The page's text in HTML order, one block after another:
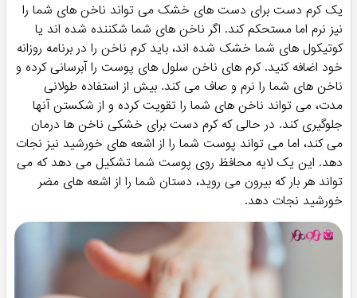
یک کرم دست برای دست های خشک می تواند ناخن های شما را
نیز نرم اما مستحکم کند. اگر ناخن های شما شکننده شده اند یا
کوتیکول های شما خشک شده اند، باید کرم ناخن را در برنامه روزانه
خود اضافه کنید. کرم های ناخن سلول های پوست را آبرسانی کرده و
ناخن های شما را نرم و صاف می کند. بیش از استفاده طولانی
مدت، می تواند ناخن های شما را تقویت کرده و از شکستن آنها
جلوگیری کند. در حالی که کرم دست برای خشکی ناخن ها درمان
می کند، اما می تواند پوست شما را از اشعه های خورشید نیز نجات
دهد. این یک لایه محافظ روی پوست شما تشکیل می دهد که می
تواند هر بار که بیرون می روید، دستان شما را از اشعه های مضر
خورشید نجات دهد.